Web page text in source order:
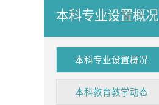
本科专业设置概况
本科专业设置概况
本科教育教学动态